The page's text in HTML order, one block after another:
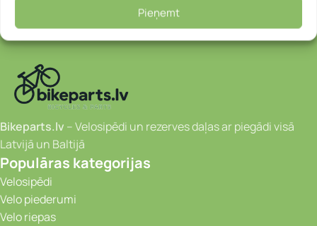
Pieņemt
Bikeparts.lv – Velosipēdi un rezerves daļas ar piegādi visā
Latvijā un Baltijā
Populāras kategorijas
Velosipēdi
Velo piederumi
Velo riepas